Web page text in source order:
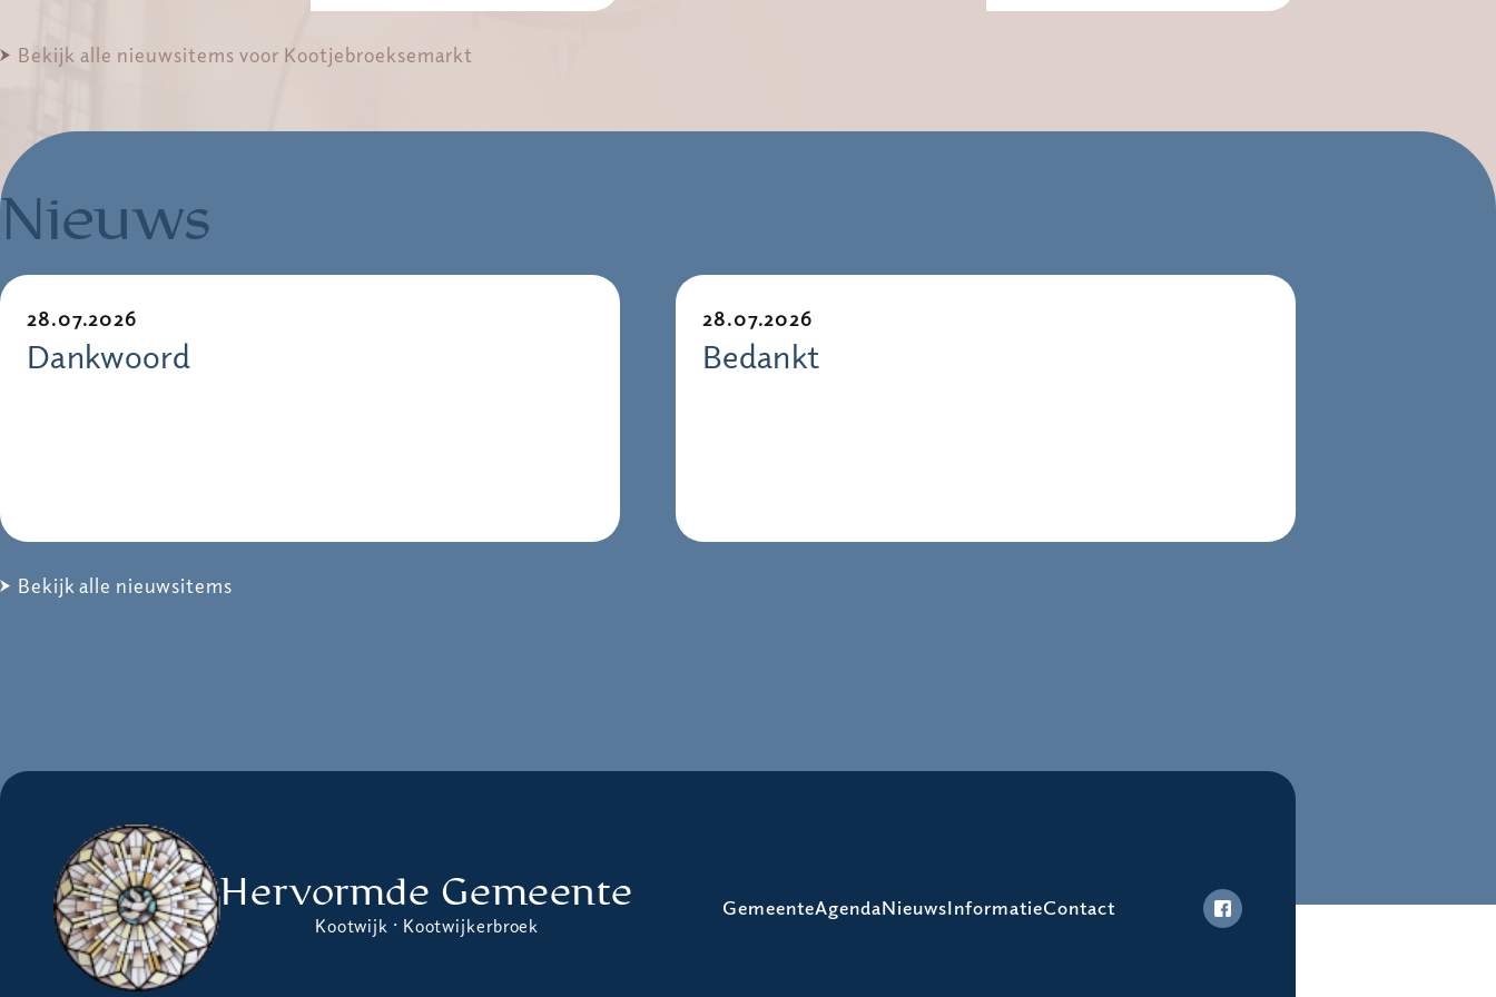
Bekijk alle nieuwsitems voor Kootjebroeksemarkt
Nieuws
28.07.2026
Dankwoord
28.07.2026
Bedankt
Bekijk alle nieuwsitems
Hervormde Gemeente
Kootwijk · Kootwijkerbroek
GemeenteAgendaNieuwsInformatieContact